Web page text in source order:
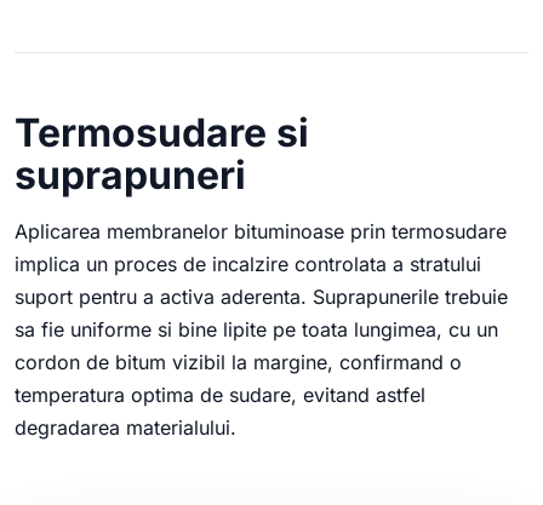
Termosudare si
suprapuneri
Aplicarea membranelor bituminoase prin termosudare
implica un proces de incalzire controlata a stratului
suport pentru a activa aderenta. Suprapunerile trebuie
sa fie uniforme si bine lipite pe toata lungimea, cu un
cordon de bitum vizibil la margine, confirmand o
temperatura optima de sudare, evitand astfel
degradarea materialului.